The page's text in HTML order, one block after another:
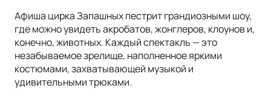
Афиша цирка Запашных пестрит грандиозными шоу,
где можно увидеть акробатов, жонглеров, клоунов и,
конечно, животных. Каждый спектакль — это
незабываемое зрелище, наполненное яркими
костюмами, захватывающей музыкой и
удивительными трюками.